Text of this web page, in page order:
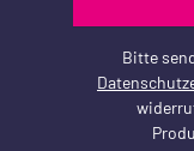
Bitte